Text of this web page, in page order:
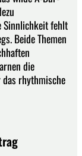
Sinnlichkeit fehlt
Beide Themen
die
rhythmische